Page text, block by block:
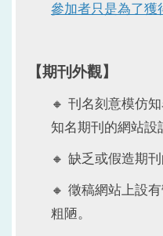
參加者只是為了獲
【期刊外觀】
🔸 刊名刻意模仿
知名期刊的網站設
🔸 缺乏或假造期
🔸 徵稿網站上設
粗陋。